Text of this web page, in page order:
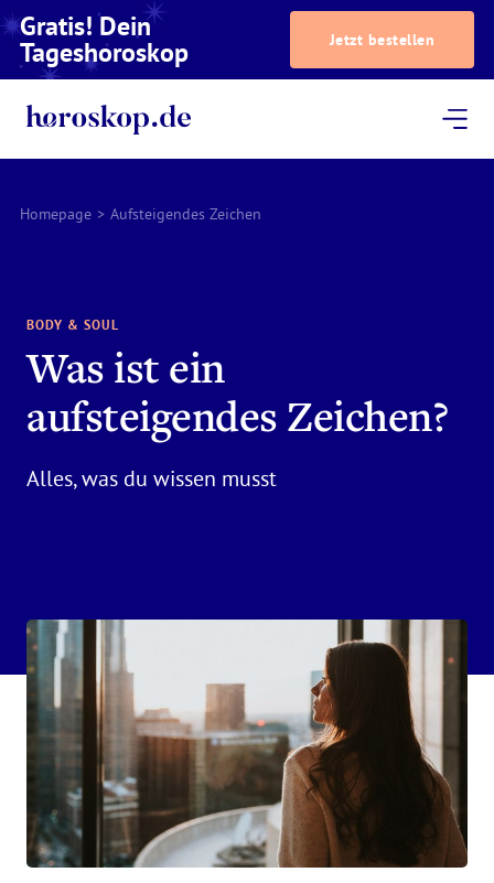
Gratis! Dein
Tageshoroskop Jetzt bestellen
Homepage > Aufsteigendes Zeichen
BODY & SOUL
Was ist ein
aufsteigendes Zeichen?
Alles, was du wissen musst